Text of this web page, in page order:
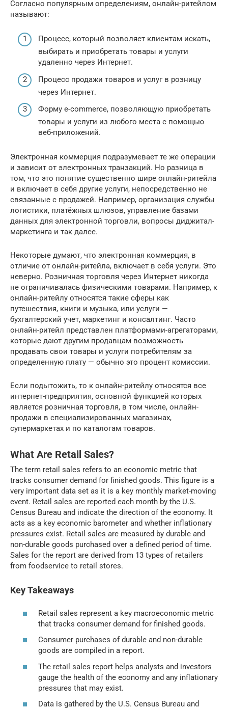
Согласно популярным определениям, онлайн-ритейлом
называют:
Процесс, который позволяет клиентам искать,
выбирать и приобретать товары и услуги
удаленно через Интернет.
Процесс продажи товаров и услуг в розницу
через Интернет.
Форму e-commerce, позволяющую приобретать
товары и услуги из любого места с помощью
веб-приложений.
Электронная коммерция подразумевает те же операции
и зависит от электронных транзакций. Но разница в
том, что это понятие существенно шире онлайн-ритейла
и включает в себя другие услуги, непосредственно не
связанные с продажей. Например, организация службы
логистики, платёжных шлюзов, управление базами
данных для электронной торговли, вопросы диджитал-
маркетинга и так далее.
Некоторые думают, что электронная коммерция, в
отличие от онлайн-ритейла, включает в себя услуги. Это
неверно. Розничная торговля через Интернет никогда
не ограничивалась физическими товарами. Например, к
онлайн-ритейлу относятся такие сферы как
путешествия, книги и музыка, или услуги —
бухгалтерский учет, маркетинг и консалтинг. Часто
онлайн-ритейл представлен платформами-агрегаторами,
которые дают другим продавцам возможность
продавать свои товары и услуги потребителям за
определенную плату — обычно это процент комиссии.
Если подытожить, то к онлайн-ритейлу относятся все
интернет-предприятия, основной функцией которых
является розничная торговля, в том числе, онлайн-
продажи в специализированных магазинах,
супермаркетах и по каталогам товаров.
What Are Retail Sales?
The term retail sales refers to an economic metric that
tracks consumer demand for finished goods. This figure is a
very important data set as it is a key monthly market-moving
event. Retail sales are reported each month by the U.S.
Census Bureau and indicate the direction of the economy. It
acts as a key economic barometer and whether inflationary
pressures exist. Retail sales are measured by durable and
non-durable goods purchased over a defined period of time.
Sales for the report are derived from 13 types of retailers
from foodservice to retail stores.
Key Takeaways
Retail sales represent a key macroeconomic metric
that tracks consumer demand for finished goods.
Consumer purchases of durable and non-durable
goods are compiled in a report.
The retail sales report helps analysts and investors
gauge the health of the economy and any inflationary
pressures that may exist.
Data is gathered by the U.S. Census Bureau and